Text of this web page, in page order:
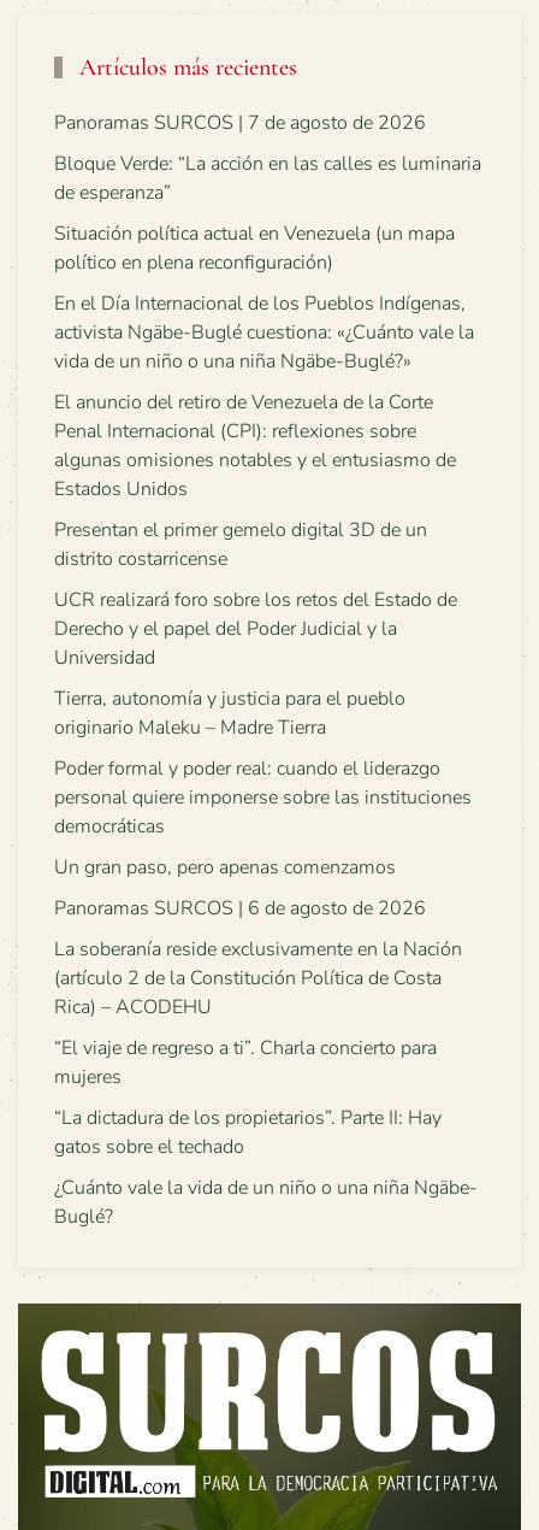
Artículos más recientes
Panoramas SURCOS | 7 de agosto de 2026
Bloque Verde: “La acción en las calles es luminaria
de esperanza”
Situación política actual en Venezuela (un mapa
político en plena reconfiguración)
En el Día Internacional de los Pueblos Indígenas,
activista Ngäbe-Buglé cuestiona: «¿Cuánto vale la
vida de un niño o una niña Ngäbe-Buglé?»
El anuncio del retiro de Venezuela de la Corte
Penal Internacional (CPI): reflexiones sobre
algunas omisiones notables y el entusiasmo de
Estados Unidos
Presentan el primer gemelo digital 3D de un
distrito costarricense
UCR realizará foro sobre los retos del Estado de
Derecho y el papel del Poder Judicial y la
Universidad
Tierra, autonomía y justicia para el pueblo
originario Maleku – Madre Tierra
Poder formal y poder real: cuando el liderazgo
personal quiere imponerse sobre las instituciones
democráticas
Un gran paso, pero apenas comenzamos
Panoramas SURCOS | 6 de agosto de 2026
La soberanía reside exclusivamente en la Nación
(artículo 2 de la Constitución Política de Costa
Rica) – ACODEHU
“El viaje de regreso a ti”. Charla concierto para
mujeres
“La dictadura de los propietarios”. Parte II: Hay
gatos sobre el techado
¿Cuánto vale la vida de un niño o una niña Ngäbe-
Buglé?